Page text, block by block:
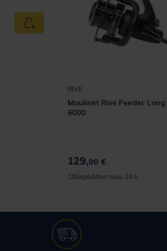
Ajouter au panier
RIVE
Moulinet Rive Feeder
6000
129,00 €
Expédition sous 24 h